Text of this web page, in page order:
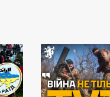
15:47
ВТОРНИК